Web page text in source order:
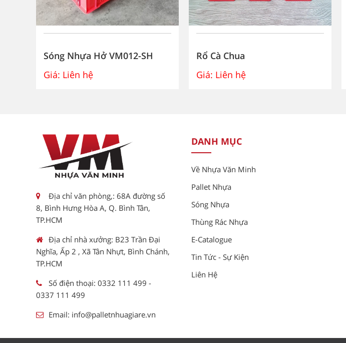
Sóng Nhựa Hở VM012-SH
Giá: Liên hệ
Rổ Cà Chua
Giá: Liên hệ
Địa chỉ văn phòng,: 68A đường số
8, Bình Hưng Hòa A, Q. Bình Tân,
TP.HCM
Địa chỉ nhà xưởng: B23 Trần Đại
Nghĩa, Ấp 2 , Xã Tân Nhựt, Bình Chánh,
TP.HCM
Số điện thoại: 0332 111 499 -
0337 111 499
Email: info@palletnhuagiare.vn
DANH MỤC
Về Nhựa Văn Minh
Pallet Nhựa
Sóng Nhựa
Thùng Rác Nhựa
E-Catalogue
Tin Tức - Sự Kiện
Liên Hệ